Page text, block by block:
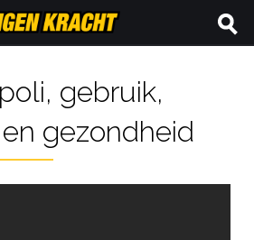
gebruik,
gezondheid